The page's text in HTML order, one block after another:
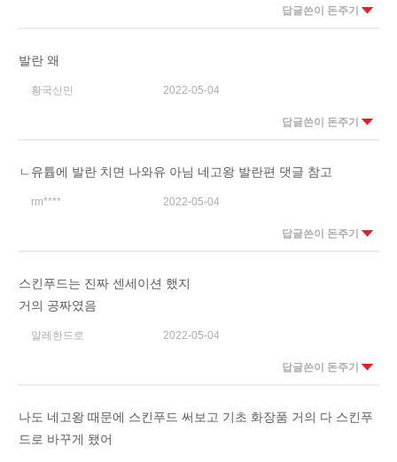
답글쓴이 돈주기
발란 왜
황국신민 2022-05-04
답글쓴이 돈주기
ㄴ유튭에 발란 치면 나와유 아님 네고왕 발란편 댓글 참고
rm**** 2022-05-04
답글쓴이 돈주기
스킨푸드는 진짜 센세이션 했지
거의 공짜였음
알레한드로 2022-05-04
답글쓴이 돈주기
나도 네고왕 때문에 스킨푸드 써보고 기초 화장품 거의 다 스킨푸
드로 바꾸게 됐어